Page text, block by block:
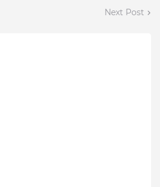
Next Post